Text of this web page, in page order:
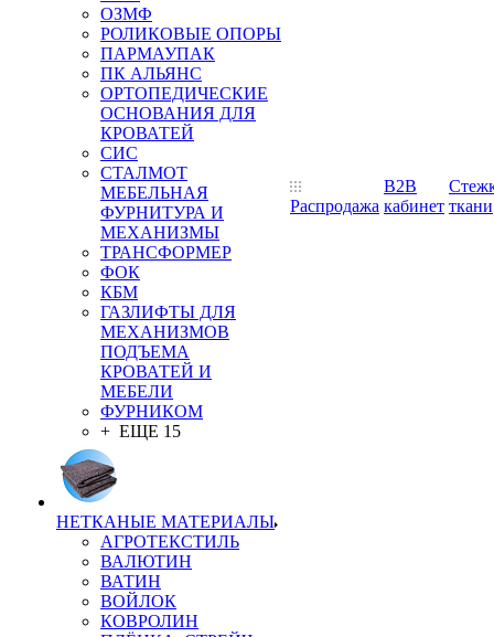
ОЗМФ
РОЛИКОВЫЕ ОПОРЫ
ПАРМАУПАК
ПК АЛЬЯНС
ОРТОПЕДИЧЕСКИЕ
ОСНОВАНИЯ ДЛЯ
КРОВАТЕЙ
СИС
СТАЛМОТ
МЕБЕЛЬНАЯ
ФУРНИТУРА И
МЕХАНИЗМЫ
ТРАНСФОРМЕР
ФОК
КБМ
ГАЗЛИФТЫ ДЛЯ
МЕХАНИЗМОВ
ПОДЪЕМА
КРОВАТЕЙ И
МЕБЕЛИ
ФУРНИКОМ
+ ЕЩЕ 15
НЕТКАНЫЕ МАТЕРИАЛЫ
АГРОТЕКСТИЛЬ
ВАЛЮТИН
ВАТИН
ВОЙЛОК
КОВРОЛИН
Распродажа
B2B
кабинет ткани